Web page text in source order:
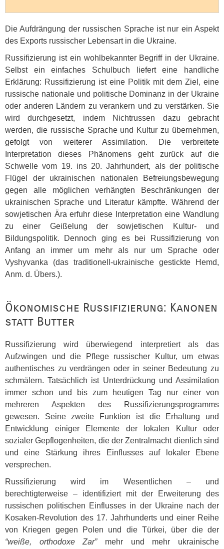
Die Aufdrängung der russischen Sprache ist nur ein Aspekt
des Exports russischer Lebensart in die Ukraine.
Russifizierung ist ein wohlbekannter Begriff in der Ukraine.
Selbst ein einfaches Schulbuch liefert eine handliche
Erklärung: Russifizierung ist eine Politik mit dem Ziel, eine
russische nationale und politische Dominanz in der Ukraine
oder anderen Ländern zu verankern und zu verstärken. Sie
wird durchgesetzt, indem Nichtrussen dazu gebracht
werden, die russische Sprache und Kultur zu übernehmen,
gefolgt von weiterer Assimilation. Die verbreitete
Interpretation dieses Phänomens geht zurück auf die
Schwelle vom 19. ins 20. Jahrhundert, als der politische
Flügel der ukrainischen nationalen Befreiungsbewegung
gegen alle möglichen verhängten Beschränkungen der
ukrainischen Sprache und Literatur kämpfte. Während der
sowjetischen Ära erfuhr diese Interpretation eine Wandlung
zu einer Geißelung der sowjetischen Kultur- und
Bildungspolitik. Dennoch ging es bei Russifizierung von
Anfang an immer um mehr als nur um Sprache oder
Vyshyvanka (das traditionell-ukrainische gestickte Hemd,
Anm. d. Übers.).
Ökonomische Russifizierung: Kanonen
statt Butter
Russifizierung wird überwiegend interpretiert als das
Aufzwingen und die Pflege russischer Kultur, um etwas
authentisches zu verdrängen oder in seiner Bedeutung zu
schmälern. Tatsächlich ist Unterdrückung und Assimilation
immer schon und bis zum heutigen Tag nur einer von
mehreren Aspekten des Russifizierungsprogramms
gewesen. Seine zweite Funktion ist die Erhaltung und
Entwicklung einiger Elemente der lokalen Kultur oder
sozialer Gepflogenheiten, die der Zentralmacht dienlich sind
und eine Stärkung ihres Einflusses auf lokaler Ebene
versprechen.
Russifizierung wird im Wesentlichen – und
berechtigterweise – identifiziert mit der Erweiterung des
russischen politischen Einflusses in der Ukraine nach der
Kosaken-Revolution des 17. Jahrhunderts und einer Reihe
von Kriegen gegen Polen und die Türkei, über die der
“weiße, orthodoxe Zar”mehr und mehr ukrainische